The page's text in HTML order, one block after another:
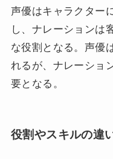
声優はキャラクター
し、ナレーションは
な役割となる。声優
れるが、ナレーショ
要となる。
役割やスキルの違